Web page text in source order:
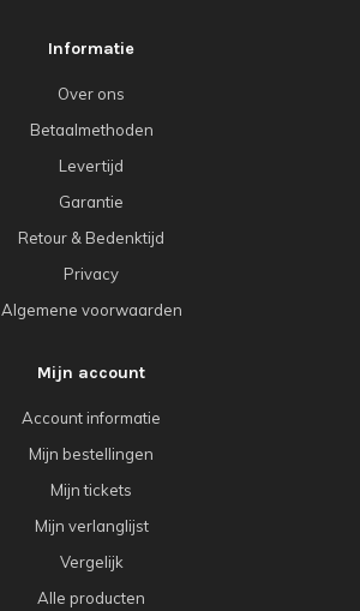
Informatie
Over ons
Betaalmethoden
Levertijd
Garantie
Retour & Bedenktijd
Privacy
Algemene voorwaarden
Mijn account
Account informatie
Mijn bestellingen
Mijn tickets
Mijn verlanglijst
Vergelijk
Alle producten